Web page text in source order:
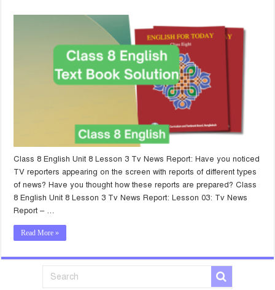
Class 8 English Unit 8 Lesson 3 Tv News Report: Have you noticed
TV reporters appearing on the screen with reports of different types
of news? Have you thought how these reports are prepared? Class
8 English Unit 8 Lesson 3 Tv News Report: Lesson 03: Tv News
Report – …
Read More »